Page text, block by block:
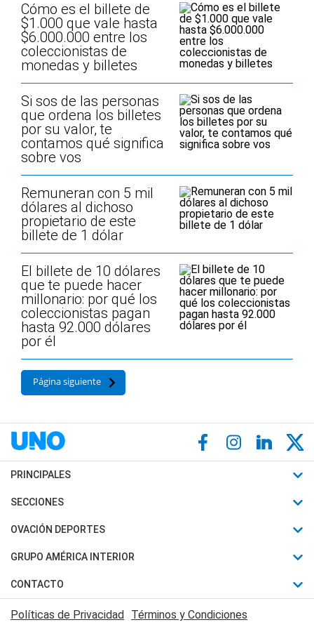
Cómo es el billete de
$1.000 que vale hasta
$6.000.000 entre los
coleccionistas de
monedas y billetes
Si sos de las personas
que ordena los billetes
por su valor, te
contamos qué significa
sobre vos
Remuneran con 5 mil
dólares al dichoso
propietario de este
billete de 1 dólar
El billete de 10 dólares
que te puede hacer
millonario: por qué los
coleccionistas pagan
hasta 92.000 dólares
por él
Página siguiente
PRINCIPALES
Últimas Noticias
Política
Judiciales
Economia
SECCIONES
Horóscopo
Motores
Trucos caseros
Series y Películas
OVACIÓN DEPORTES
Fútbol
Mundial
Automovilismo
Rugby
GRUPO AMÉRICA INTERIOR
Canal 7 en Vivo
CONTACTO
Acerca de Nosotros
Políticas de Privacidad Términos y Condiciones